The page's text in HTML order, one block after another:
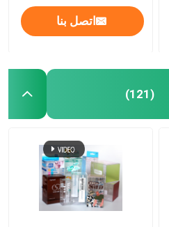
اتصل بنا
(121)